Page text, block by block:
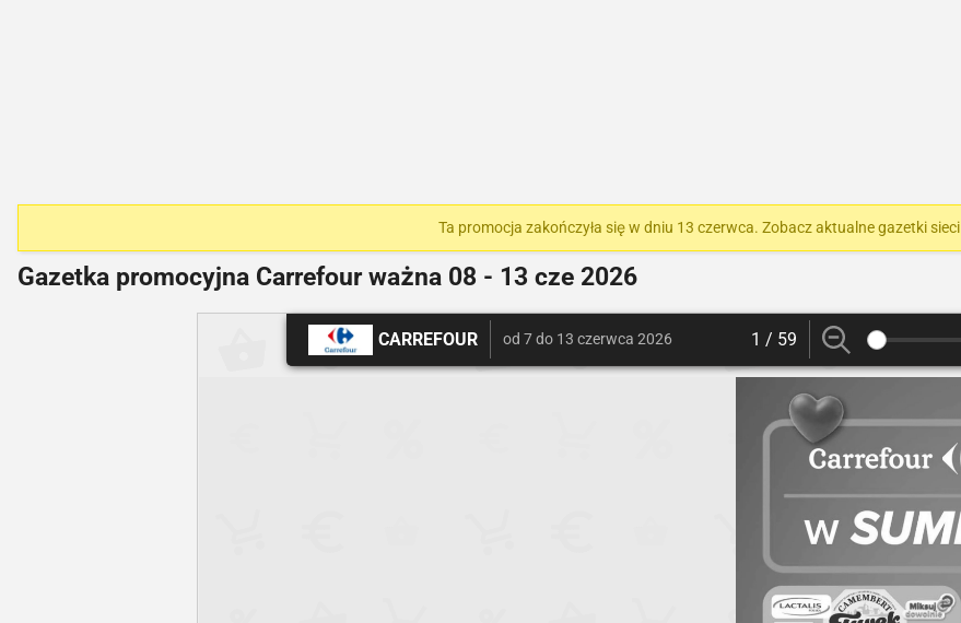
Ta promocja zakończyła się w dniu 13 czerwca. Zobacz aktualne gazetki sieci
Gazetka promocyjna Carrefour ważna 08 - 13 cze 2026
CARREFOUR od 7 do 13 czerwca 2026 1 / 59